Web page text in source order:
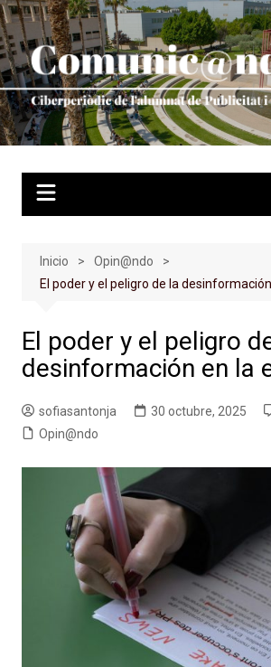
Saltar
al
contenido
Inicio
Opin@ndo
El poder y el peligro de la
El poder y el peligro
desinformación en la
sofiasantonja 30 octubre, 2025
Opin@ndo